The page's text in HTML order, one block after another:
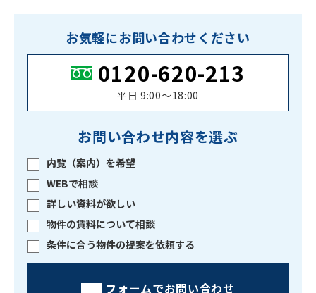
お気軽にお問い合わせください
0120-620-213
平日 9:00〜18:00
お問い合わせ内容を選ぶ
内覧（案内）を希望
WEBで相談
詳しい資料が欲しい
物件の賃料について相談
条件に合う物件の提案を依頼する
フォームでお問い合わせ